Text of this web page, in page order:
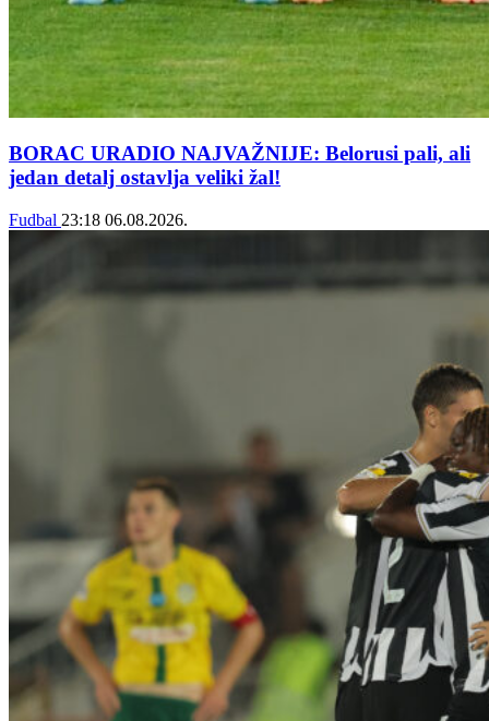
BORAC URADIO NAJVAŽNIJE: Belorusi pali, ali
jedan detalj ostavlja veliki žal!
Fudbal 23:18 06.08.2026.